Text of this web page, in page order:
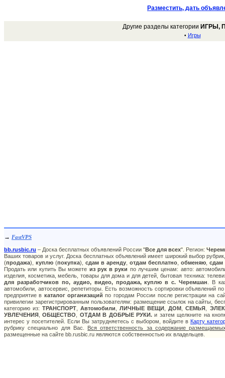
Разместить, дать
Другие разделы категории ИГРЫ,
• Игры
→ FastVPS
bb.rusbic.ru – Доска бесплатных объявлений России "Все для всех". Регион:
Ваших товаров и услуг. Доска бесплатных объявлений имеет широкий выбор
(продажа), куплю (покупка), сдам в аренду отдам бесплатно обменяю сдам
Продать или купить Вы можете из рук в руки по лучшим ценам: авто:
изделия, косметика, мебель, товары для дома и для детей, бытовая техника:
для разработчиков по, аудио, видео, продажа, куплю в с. Черемшан . В
автомобили, автосервис, репетиторы. Есть возможность сортировки объявлений
предприятие в каталог организаций по городам России после регистрации на
привилегии зарегистрированным пользователям: размещение ссылок на сайты,
категорию из:ТРАНСПОРТ ,Автомобили ,ЛИЧНЫЕ ВЕЩИ ,ДОМ ,СЕМЬЯ
УВЛЕЧЕНИЯ ,ОБЩЕСТВО ОТДАМ В ДОБРЫЕ РУКИ. и затем щелкните на
интерес у посетителей. Если Вы затрудняетесь с выбором, войдите в Карту
рубрику специально для Вас. Вся ответственность за содержание
размещенные на сайте bb.rusbic.ru являются собственностью их владельцев.